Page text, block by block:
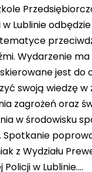
Lublinie
Wydarzenie
jest do
swoją wiedzę w
zagrożeń oraz
w środowisku
Spotkanie
z Wydziału
w Lublinie....